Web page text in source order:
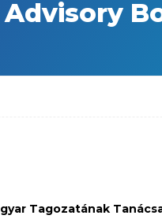
Tagozatának